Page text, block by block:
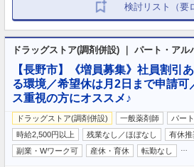
検討リスト（要
ドラッグストア(調剤併設) ｜ パート・アル
【長野市】《増員募集》社員割引
る環境／希望休は月2日まで申請可
ス重視の方にオススメ♪
ドラッグストア(調剤併設) 一般薬剤師
パー
時給2,500円以上
残業なし／ほぼなし 有休推
副業・Wワーク可
産休・育休 転勤なし